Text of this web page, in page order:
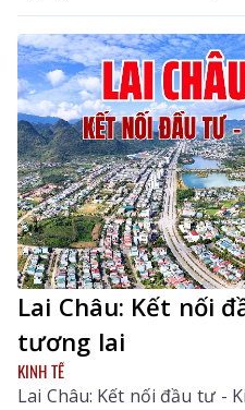
Lai Châu: Kết nối
tương lai
KINH TẾ
Lai Châu: Kết nối đầu tư -